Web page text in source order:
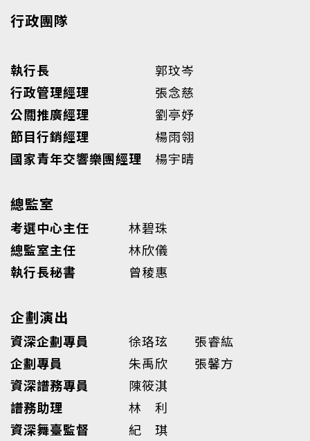
行政團隊
執行長 郭玟岑
行政管理經理 張念慈
公關推廣經理 劉亭妤
節目行銷經理 楊雨翎
國家青年交響樂團經理 楊宇晴
總監室
考選中心主任 林碧珠
總監室主任 林欣儀
執行長秘書 曾稜惠
企劃演出
資深企劃專員
徐珞玹 張睿紘
企劃專員 朱禹欣 張馨方
資深譜務專員
陳筱淇
譜務助理 林 利
資深舞臺監督 紀 琪